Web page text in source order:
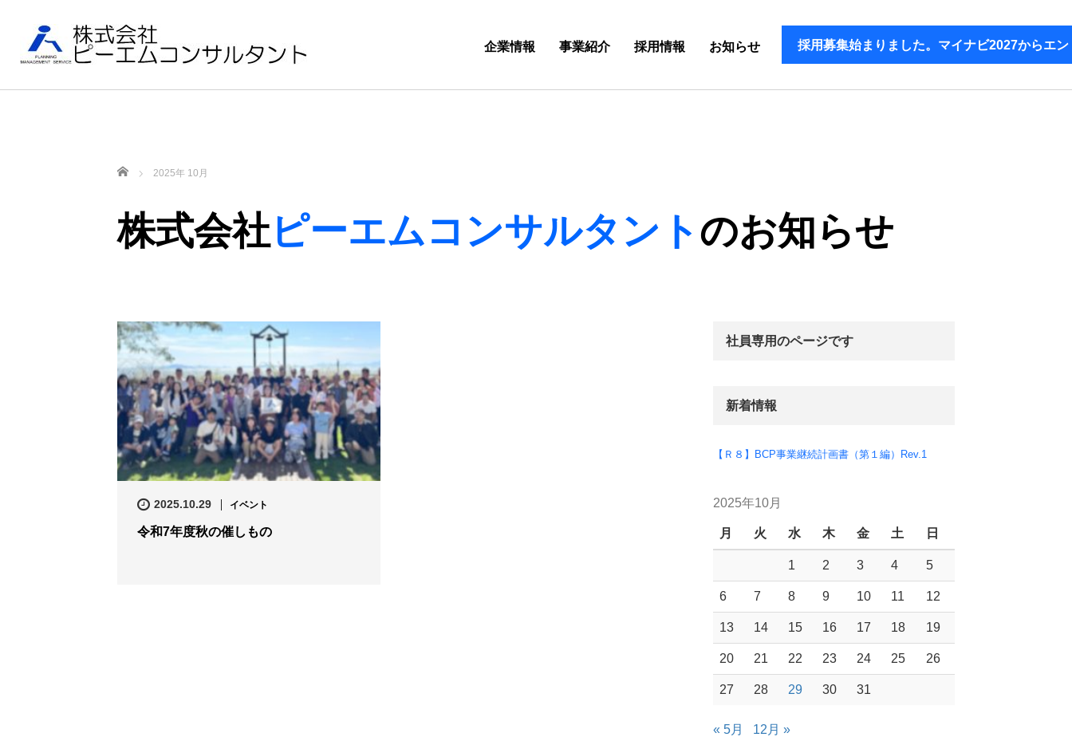
企業情報 事業紹介 採用情報 お知らせ 採用募集始まりました。マイナビ2027からエン
ホーム 2025年 10月
株式会社ピーエムコンサルタント のお知らせ
2025.10.29 イベント
令和7年度秋の催しもの
社員専用のページです
新着情報
【Ｒ８】BCP事業継続計画書（第１編）Rev.1
2025年10月
月 火 水 木 金 土 日
1 2 3 4 5
6 7 8 9 10 11 12
13 14 15 16 17 18 19
20 21 22 23 24 25 26
27 28 29 30 31
« 5月 12月 »